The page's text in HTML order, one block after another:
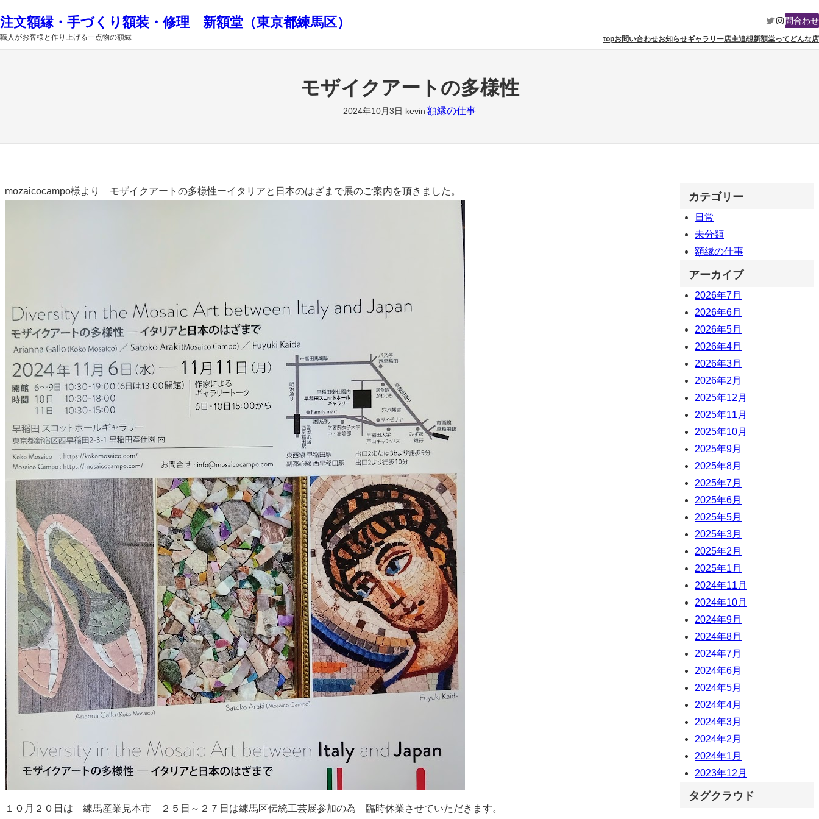
内
容
注文額縁・手づくり額装・修理 新額堂（東京都練馬区）
職人がお客様と作り上げる一点物の額縁
Twitter
Instagram
問合わせ
topお問い合わせお知らせギャラリー店主追想新額堂ってどんな店
モザイクアートの多様性
2024年10月3日 kevin 額縁の仕事
mozaicocampo様より モザイクアートの多様性ーイタリアと日本のはざまで展のご案内を頂きました。
１０月２０日は 練馬産業見本市 ２５日～２７日は練馬区伝統工芸展参加の為 臨時休業させていただきます。
カテゴリー
日常
未分類
額縁の仕事
アーカイブ
2026年7月
2026年6月
2026年5月
2026年4月
2026年3月
2026年2月
2025年12月
2025年11月
2025年10月
2025年9月
2025年8月
2025年7月
2025年6月
2025年5月
2025年3月
2025年2月
2025年1月
2024年11月
2024年10月
2024年9月
2024年8月
2024年7月
2024年6月
2024年5月
2024年4月
2024年3月
2024年2月
2024年1月
2023年12月
タグクラウド